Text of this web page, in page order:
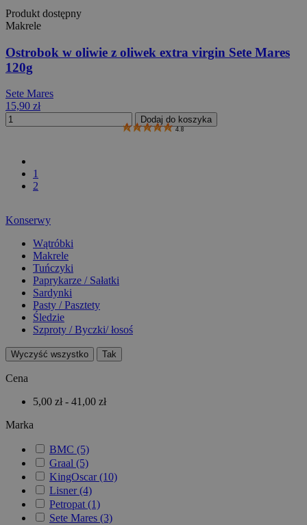
Produkt dostępny
Makrele
Ostrobok w oliwie z oliwek extra virgin Sete Mares
120g
Sete Mares
15,90 zł
Dodaj do koszyka
4.8
1
2
Konserwy
Wątróbki
Makrele
Tuńczyki
Paprykarze / Sałatki
Sardynki
Pasty / Pasztety
Śledzie
Szproty / Byczki/ łosoś
Wyczyść wszystko Tak
Cena
5,00 zł - 41,00 zł
Marka
BMC (5)
Graal (5)
KingOscar(10)
Lisner(4)
Petropat(1)
Sete Mares (3)